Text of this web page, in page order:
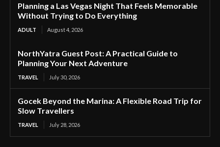
Planning a Las Vegas Night That Feels Memorable
Without Trying to Do Everything
ADULT August 4, 2026
NorthYatra Guest Post: A Practical Guide to
Planning Your Next Adventure
TRAVEL July 30, 2026
Gocek Beyond the Marina: A Flexible Road Trip for
Slow Travellers
TRAVEL July 28, 2026